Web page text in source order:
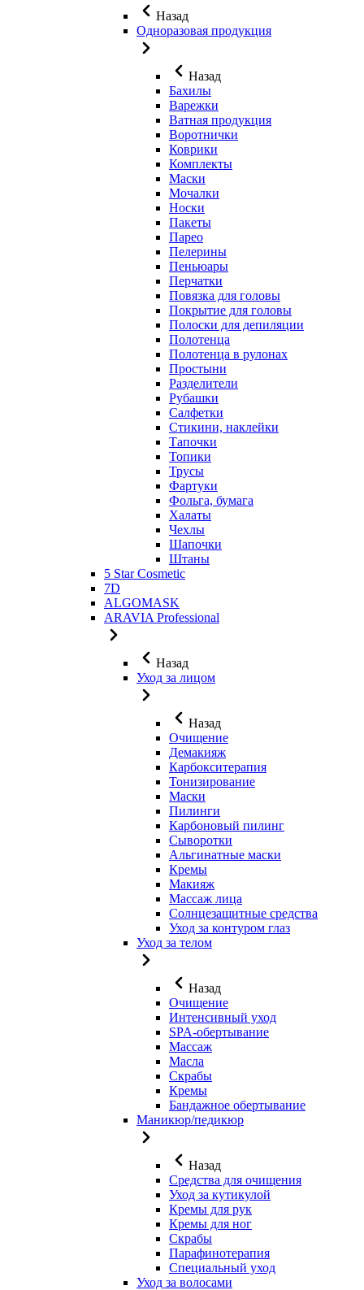
Назад
Одноразовая продукция
Назад
Бахилы
Варежки
Ватная продукция
Воротнички
Коврики
Комплекты
Маски
Мочалки
Носки
Пакеты
Парео
Пелерины
Пеньюары
Перчатки
Повязка для головы
Покрытие для головы
Полоски для депиляции
Полотенца
Полотенца в рулонах
Простыни
Разделители
Рубашки
Салфетки
Стикини, наклейки
Тапочки
Топики
Трусы
Фартуки
Фольга, бумага
Халаты
Чехлы
Шапочки
Штаны
5 Star Cosmetic
7D
ALGOMASK
ARAVIA Professional
Назад
Уход за лицом
Назад
Очищение
Демакияж
Карбокситерапия
Тонизирование
Маски
Пилинги
Карбоновый пилинг
Сыворотки
Альгинатные маски
Кремы
Макияж
Массаж лица
Солнцезащитные средства
Уход за контуром глаз
Уход за телом
Назад
Очищение
Интенсивный уход
SPA-обертывание
Массаж
Масла
Скрабы
Кремы
Бандажное обертывание
Маникюр/педикюр
Назад
Средства для очищения
Уход за кутикулой
Кремы для рук
Кремы для ног
Скрабы
Парафинотерапия
Специальный уход
Уход за волосами